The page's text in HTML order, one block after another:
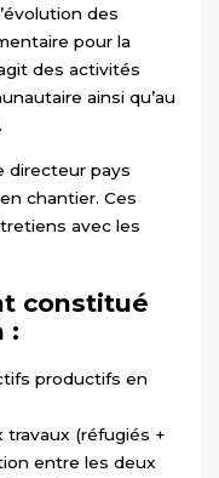
des
pour la
des activités
ainsi qu’au
directeur pays
chantier. Ces
avec les
constitué
:
productifs en
(réfugiés +
entre les deux